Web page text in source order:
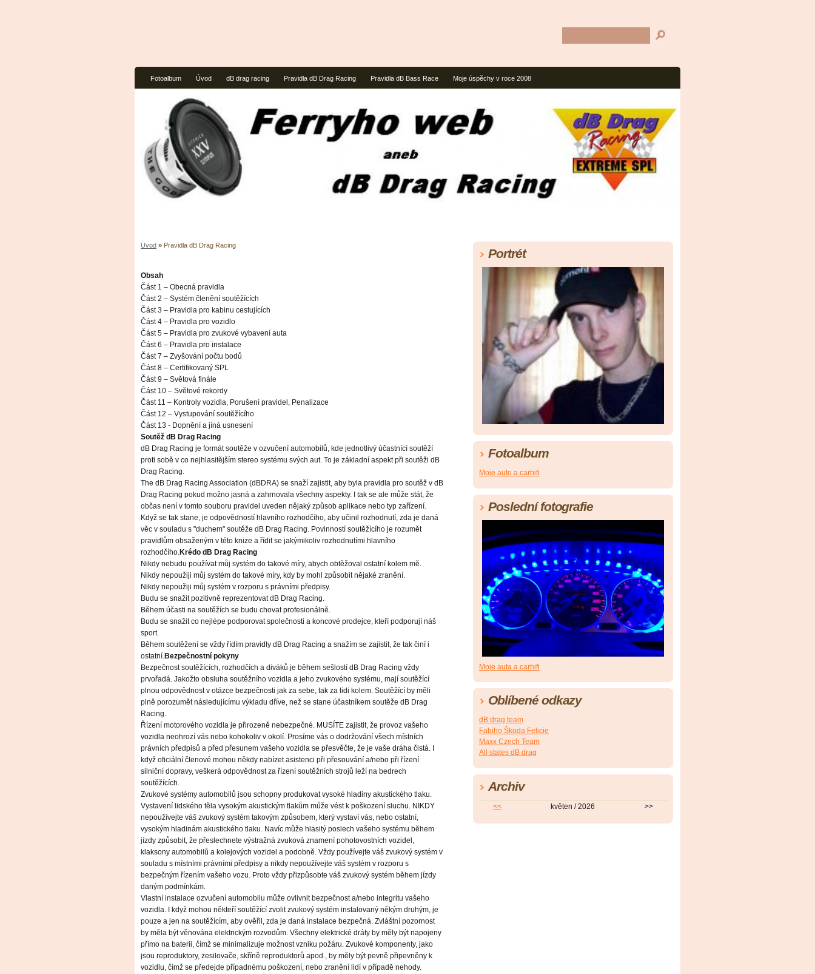
Fotoalbum Úvod dB drag racing Pravidla dB Drag Racing Pravidla dB Bass Race Moje úspěchy v roce 2008
Úvod » Pravidla dB Drag Racing
Obsah
Část 1 – Obecná pravidla
Část 2 – Systém členění soutěžících
Část 3 – Pravidla pro kabinu cestujících
Část 4 – Pravidla pro vozidlo
Část 5 – Pravidla pro zvukové vybavení auta
Část 6 – Pravidla pro instalace
Část 7 – Zvyšování počtu bodů
Část 8 – Certifikovaný SPL
Část 9 – Světová finále
Část 10 – Světové rekordy
Část 11 – Kontroly vozidla, Porušení pravidel, Penalizace
Část 12 – Vystupování soutěžícího
Část 13 - Dopnění a jíná usnesení
Soutěž dB Drag Racing
dB Drag Racing je formát soutěže v ozvučení automobilů, kde jednotlivý účastnící soutěží
proti sobě v co nejhlasitějším stereo systému svých aut. To je základní aspekt při soutěži dB
Drag Racing.
The dB Drag Racing Association (dBDRA) se snaží zajistit, aby byla pravidla pro soutěž v dB
Drag Racing pokud možno jasná a zahrnovala všechny aspekty. I tak se ale může stát, že
občas není v tomto souboru pravidel uveden nějaký způsob aplikace nebo typ zařízení.
Když se tak stane, je odpovědností hlavního rozhodčího, aby učinil rozhodnutí, zda je daná
věc v souladu s "duchem" soutěže dB Drag Racing. Povinností soutěžícího je rozumět
pravidlům obsaženým v této knize a řídit se jakýmikoliv rozhodnutími hlavního
rozhodčího.Krédo dB Drag Racing
Nikdy nebudu používat můj systém do takové míry, abych obtěžoval ostatní kolem mě.
Nikdy nepoužiji můj systém do takové míry, kdy by mohl způsobit nějaké zranění.
Nikdy nepoužiji můj systém v rozporu s právními předpisy.
Budu se snažit pozitivně reprezentovat dB Drag Racing.
Během účasti na soutěžích se budu chovat profesionálně.
Budu se snažit co nejlépe podporovat společnosti a koncové prodejce, kteří podporují náš
sport.
Během soutěžení se vždy řídím pravidly dB Drag Racing a snažím se zajistit, že tak činí i
ostatní.Bezpečnostní pokyny
Bezpečnost soutěžících, rozhodčích a diváků je během sešlostí dB Drag Racing vždy
prvořadá. Jakožto obsluha soutěžního vozidla a jeho zvukového systému, mají soutěžící
plnou odpovědnost v otázce bezpečnosti jak za sebe, tak za lidi kolem. Soutěžící by měli
plně porozumět následujícímu výkladu dříve, než se stane účastníkem soutěže dB Drag
Racing.
Řízení motorového vozidla je přirozeně nebezpečné. MUSÍTE zajistit, že provoz vašeho
vozidla neohrozí vás nebo kohokoliv v okolí. Prosíme vás o dodržování všech místních
právních předpisů a před přesunem vašeho vozidla se přesvěčte, že je vaše dráha čistá. I
když oficiální členové mohou někdy nabízet asistenci při přesouvání a/nebo při řízení
silniční dopravy, veškerá odpovědnost za řízení soutěžních strojů leží na bedrech
soutěžících.
Zvukové systémy automobilů jsou schopny produkovat vysoké hladiny akustického tlaku.
Vystavení lidského těla vysokým akustickým tlakům může vést k poškození sluchu. NIKDY
nepoužívejte váš zvukový systém takovým způsobem, který vystaví vás, nebo ostatní,
vysokým hladinám akustického tlaku. Navíc může hlasitý poslech vašeho systému během
jízdy způsobit, že přeslechnete výstražná zvuková znamení pohotovostních vozidel,
klaksony automobilů a kolejových vozidel a podobně. Vždy používejte váš zvukový systém v
souladu s místními právními předpisy a nikdy nepoužívejte váš systém v rozporu s
bezpečným řízením vašeho vozu. Proto vždy přizpůsobte váš zvukový systém během jízdy
daným podmínkám.
Vlastní instalace ozvučení automobilu může ovlivnit bezpečnost a/nebo integritu vašeho
vozidla. I když mohou někteří soutěžící zvolit zvukový systém instalovaný někým druhým, je
pouze a jen na soutěžícím, aby ověřil, zda je daná instalace bezpečná. Zvláštní pozornost
by měla být věnována elektrickým rozvodům. Všechny elektrické dráty by měly být napojeny
přímo na baterii, čímž se minimalizuje možnost vzniku požáru. Zvukové komponenty, jako
jsou reproduktory, zesilovače, skříně reproduktorů apod., by měly být pevně připevněny k
vozidlu, čímž se předejde případnému poškození, nebo zranění lidí v případě nehody.
Portrét
Fotoalbum
Moje auto a carhifi
Poslední fotografie
Moje auta a carhifi
Oblíbené odkazy
dB drag team
Fabiho Škoda Felicie
Maxx Czech Team
All states dB drag
Archiv
<< květen / 2026 >>